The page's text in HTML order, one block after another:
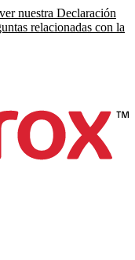
nuestra Declaración
relacionadas con la